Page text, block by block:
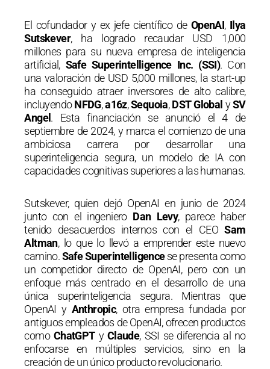
El cofundador y ex jefe científico de OpenAI, Ilya
Sutskever, ha logrado recaudar USD 1,000
millones para su nueva empresa de inteligencia
artificial, Safe Superintelligence Inc. (SSI). Con
una valoración de USD 5,000 millones, la start-up
ha conseguido atraer inversores de alto calibre,
incluyendoNFDG,a16z,Sequoia,DST Global ySV
Angel. Esta financiación se anunció el 4 de
septiembre de 2024, y marca el comienzo de una
ambiciosa carrera por desarrollar una
superinteligencia segura, un modelo de IA con
capacidades cognitivas superiores a las humanas.
Sutskever, quien dejó OpenAI en junio de 2024
junto con el ingeniero Dan Levy, parece haber
tenido desacuerdos internos con el CEOSam
Altman, lo que lo llevó a emprender este nuevo
camino.Safe Superintelligencese presenta como
un competidor directo de OpenAI, pero con un
enfoque más centrado en el desarrollo de una
única superinteligencia segura. Mientras que
OpenAI y Anthropic, otra empresa fundada por
antiguos empleados de OpenAI, ofrecen productos
como ChatGPTy Claude, SSI se diferencia al no
enfocarse en múltiples servicios, sino en la
creación de un único producto revolucionario.